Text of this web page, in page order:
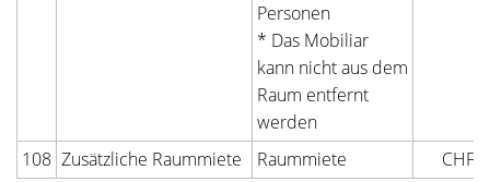
Personen
* Das Mobiliar
kann nicht aus dem
Raum entfernt
werden
108 Zusätzliche Raummiete Raummiete CHF